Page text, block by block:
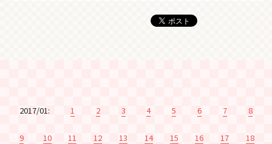
2017/01: 1 2 3 4 5 6 7 8
9 10 11 12 13 14 15 16 17 18